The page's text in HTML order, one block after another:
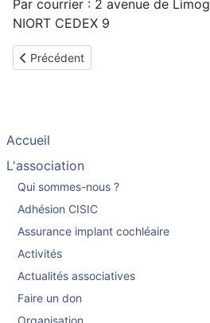
Par courrier : 2 avenue de
NIORT CEDEX 9
Article précédent : Contrat
Précédent
Accueil
L'association
Qui sommes-nous ?
Adhésion CISIC
Assurance implant cochléaire
Activités
Actualités associatives
Faire un don
Organisation